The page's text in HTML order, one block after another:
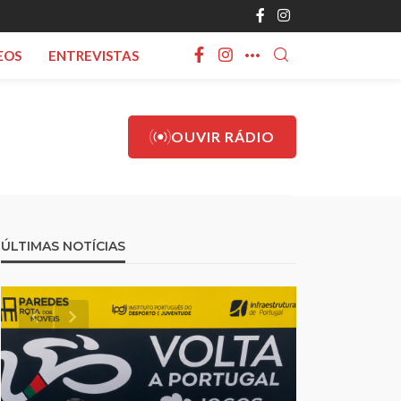
ENTREVISTAS
OUVIR RÁDIO
ÚLTIMAS NOTÍCIAS